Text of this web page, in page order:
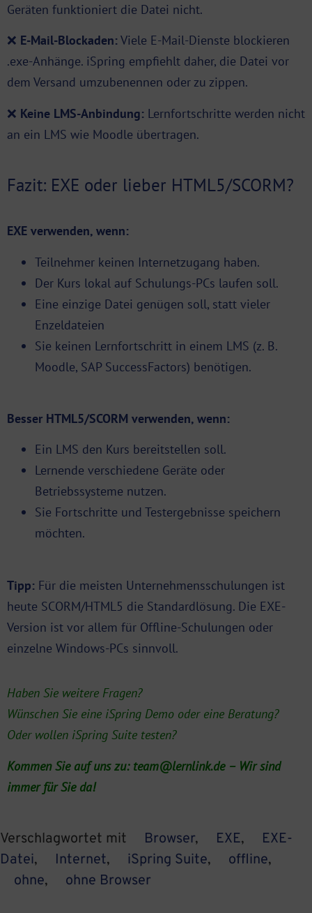
Geräten funktioniert die Datei nicht.
❌ E-Mail-Blockaden: Viele E-Mail-Dienste blockieren
.exe-Anhänge. iSpring empfiehlt daher, die Datei vor
dem Versand umzubenennen oder zu zippen.
❌ Keine LMS-Anbindung: Lernfortschritte werden nicht
an ein LMS wie Moodle übertragen.
Fazit: EXE oder lieber HTML5/SCORM?
EXE verwenden, wenn:
Teilnehmer keinen Internetzugang haben.
Der Kurs lokal auf Schulungs-PCs laufen soll.
Eine einzige Datei genügen soll, statt vieler
Enzeldateien
Sie keinen Lernfortschritt in einem LMS (z. B.
Moodle, SAP SuccessFactors) benötigen.
Besser HTML5/SCORM verwenden, wenn:
Ein LMS den Kurs bereitstellen soll.
Lernende verschiedene Geräte oder
Betriebssysteme nutzen.
Sie Fortschritte und Testergebnisse speichern
möchten.
Tipp: Für die meisten Unternehmensschulungen ist
heute SCORM/HTML5 die Standardlösung. Die EXE-
Version ist vor allem für Offline-Schulungen oder
einzelne Windows-PCs sinnvoll.
Haben Sie weitere Fragen?
Wünschen Sie eine iSpring Demo oder eine Beratung?
Oder wollen iSpring Suite testen?
Kommen Sie auf uns zu: team@lernlink.de– Wir sind
immer für Sie da!
Verschlagwortet mit Browser, EXE,
EXE-
Datei, Internet, iSpring Suite, offline,
ohne, ohne Browser